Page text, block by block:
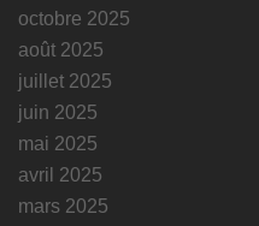
octobre 2025
août 2025
juillet 2025
juin 2025
mai 2025
avril 2025
mars 2025